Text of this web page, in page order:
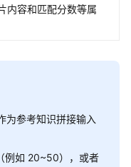
内容和匹配分数等属
为参考知识拼接输入
例如 20~50），或者